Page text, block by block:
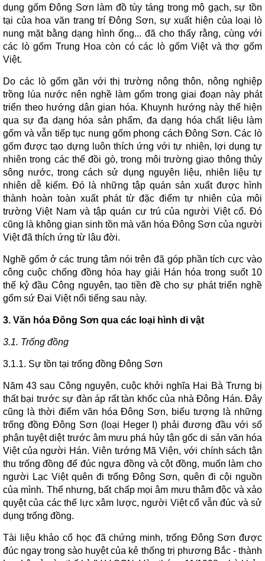
dụng gốm Đông Sơn làm đồ tùy táng trong mộ gạch, sự tồn
tại của hoa văn trang trí Đông Sơn, sự xuất hiện của loại lò
nung mặt bằng dạng hình ống... đã cho thấy rằng, cùng với
các lò gốm Trung Hoa còn có các lò gốm Việt và thợ gốm
Việt.
Do các lò gốm gần với thị trường nông thôn, nông nghiệp
trồng lúa nước nên nghề làm gốm trong giai đoạn này phát
triển theo hướng dân gian hóa. Khuynh hướng này thể hiện
qua sự đa dạng hóa sản phẩm, đa dạng hóa chất liệu làm
gốm và vẫn tiếp tục nung gốm phong cách Đông Sơn. Các lò
gốm được tạo dựng luôn thích ứng với tự nhiên, lợi dụng tự
nhiên trong các thế đồi gò, trong môi trường giao thông thủy
sông nước, trong cách sử dụng nguyên liệu, nhiên liệu tự
nhiên dễ kiếm. Đó là những tập quán sản xuất được hình
thành hoàn toàn xuất phát từ đặc điểm tự nhiên của môi
trường Việt Nam và tập quán cư trú của người Việt cổ. Đó
cũng là không gian sinh tồn mà văn hóa Đông Sơn của người
Việt đã thích ứng từ lâu đời.
Nghề gốm ở các trung tâm nói trên đã góp phần tích cực vào
công cuộc chống đồng hóa hay giải Hán hóa trong suốt 10
thế kỷ đầu Công nguyên, tạo tiền đề cho sự phát triển nghề
gốm sứ Đại Việt nổi tiếng sau này.
3. Văn hóa Đông Sơn qua các loại hình di vật
3.1. Trống đồng
3.1.1. Sự tồn tại trống đồng Đông Sơn
Năm 43 sau Công nguyên, cuộc khởi nghĩa Hai Bà Trưng bị
thất bại trước sự đàn áp rất tàn khốc của nhà Đông Hán. Đây
cũng là thời điểm văn hóa Đông Sơn, biểu tượng là những
trống đồng Đông Sơn (loại Heger I) phải đương đầu với số
phận tuyệt diệt trước âm mưu phá hủy tận gốc di sản văn hóa
Việt của người Hán. Viên tướng Mã Viện, với chính sách tận
thu trống đồng để đúc ngựa đồng và cột đồng, muốn làm cho
người Lạc Việt quên đi trống Đông Sơn, quên đi cội nguồn
của mình. Thế nhưng, bất chấp mọi âm mưu thâm độc và xảo
quyệt của các thế lực xâm lược, người Việt cổ vẫn đúc và sử
dụng trống đồng.
Tài liệu khảo cổ học đã chứng minh, trống Đông Sơn được
đúc ngay trong sào huyệt của kẻ thống trị phương Bắc - thành